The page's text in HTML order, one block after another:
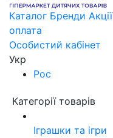
Каталог Бренди Акції
оплата
Особистий кабінет
Укр
Рос
Категорії товарів
Іграшки та ігри